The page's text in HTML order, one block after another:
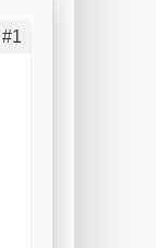
#1